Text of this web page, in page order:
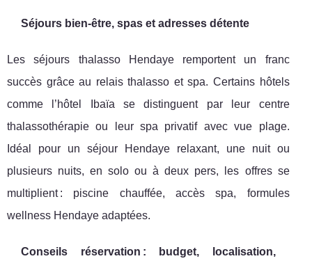
Séjours bien-être, spas et adresses détente
Les séjours thalasso Hendaye remportent un franc
succès grâce au relais thalasso et spa. Certains hôtels
comme l’hôtel Ibaïa se distinguent par leur centre
thalassothérapie ou leur spa privatif avec vue plage.
Idéal pour un séjour Hendaye relaxant, une nuit ou
plusieurs nuits, en solo ou à deux pers, les offres se
multiplient : piscine chauffée, accès spa, formules
wellness Hendaye adaptées.
Conseils réservation : budget, localisation,